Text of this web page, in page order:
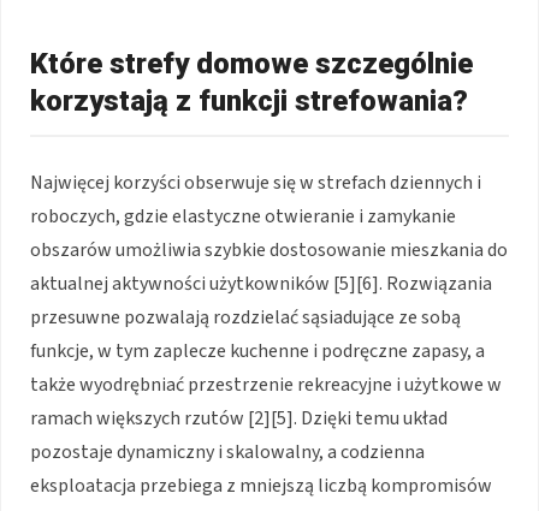
Które strefy domowe szczególnie
korzystają z funkcji strefowania?
Najwięcej korzyści obserwuje się w strefach dziennych i
roboczych, gdzie elastyczne otwieranie i zamykanie
obszarów umożliwia szybkie dostosowanie mieszkania do
aktualnej aktywności użytkowników [5][6]. Rozwiązania
przesuwne pozwalają rozdzielać sąsiadujące ze sobą
funkcje, w tym zaplecze kuchenne i podręczne zapasy, a
także wyodrębniać przestrzenie rekreacyjne i użytkowe w
ramach większych rzutów [2][5]. Dzięki temu układ
pozostaje dynamiczny i skalowalny, a codzienna
eksploatacja przebiega z mniejszą liczbą kompromisów